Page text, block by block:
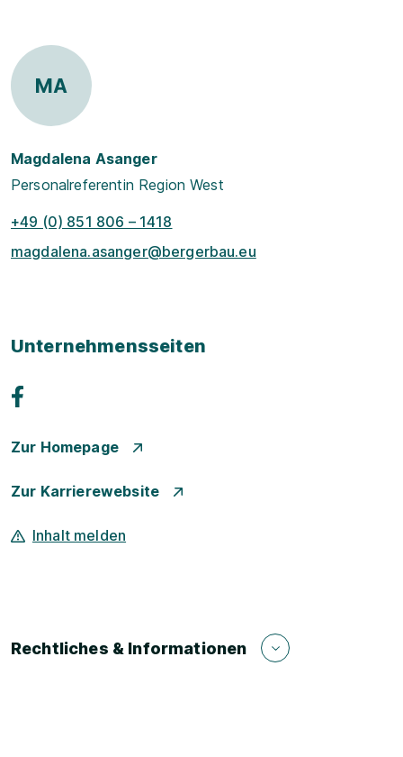
MA
Magdalena Asanger
Personalreferentin Region West
+49 (0) 851 806 – 1418
magdalena.asanger@bergerbau.eu
Unternehmensseiten
Zur Homepage
Zur Karrierewebsite
Inhalt melden
Rechtliches & Informationen